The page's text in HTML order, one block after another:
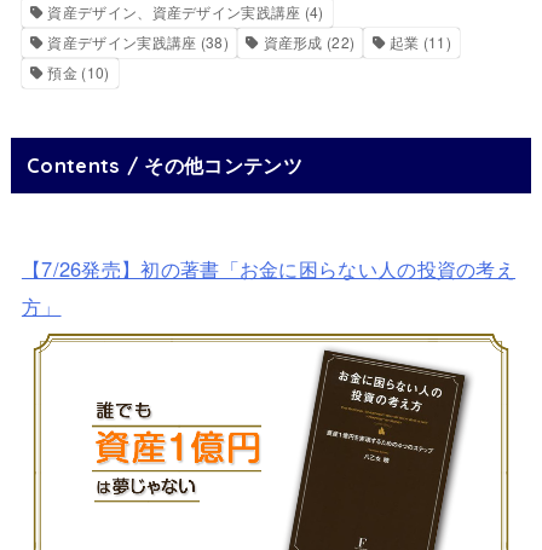
資産デザイン、資産デザイン実践講座 (4)
資産デザイン実践講座 (38) 資産形成 (22) 起業 (11)
預金 (10)
Contents / その他コンテンツ
【7/26発売】初の著書「お金に困らない人の投資の考え
方」